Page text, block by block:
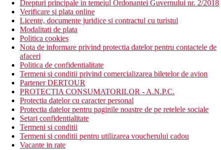
Drepturi principale in temeiul Ordonantei Guvernului nr. 2/2018
Verificare si plata online
Licente, documente juridice si contractul cu turistul
Modalitati de plata
Politica cookies
Nota de informare privind protectia datelor pentru contactele de
afaceri
Politica de confidentialitate
Termeni si conditii privind comercializarea biletelor de avion
Partener DERTOUR
PROTECTIA CONSUMATORILOR - A.N.P.C.
Protectia datelor cu caracter personal
Protectia datelor pentru paginile noastre de pe retelele sociale
Setari confidentialitate
Termeni si conditii
Termeni si conditii pentru utilizarea voucherului cadou
Vacante in rate